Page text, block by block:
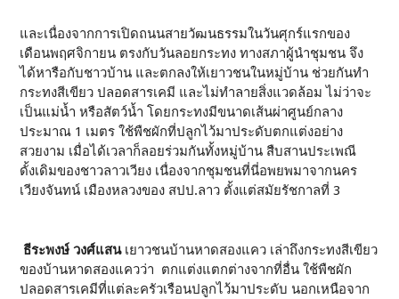
และเนื่องจากการเปิดถนนสายวัฒนธรรมในวันศุกร์แรกของ
เดือนพฤศจิกายน ตรงกับวันลอยกระทง ทางสภาผู้นำชุมชน จึง
ได้หารือกับชาวบ้าน และตกลงให้เยาวชนในหมู่บ้าน ช่วยกันทำ
กระทงสีเขียว ปลอดสารเคมี และไม่ทำลายสิ่งแวดล้อม ไม่ว่าจะ
เป็นแม่น้ำ หรือสัตว์น้ำ โดยกระทงมีขนาดเส้นผ่าศูนย์กลาง
ประมาณ 1 เมตร ใช้พืชผักที่ปลูกไว้มาประดับตกแต่งอย่าง
สวยงาม เมื่อได้เวลาก็ลอยร่วมกันทั้งหมู่บ้าน สืบสานประเพณี
ดั้งเดิมของชาวลาวเวียง เนื่องจากชุมชนที่นี่อพยพมาจากนคร
เวียงจันทน์ เมืองหลวงของ สปป.ลาว ตั้งแต่สมัยรัชกาลที่ 3
ธีระพงษ์ วงศ์แสน เยาวชนบ้านหาดสองแคว เล่าถึงกระทงสีเขียว
ของบ้านหาดสองแควว่า ตกแต่งแตกต่างจากที่อื่น ใช้พืชผัก
ปลอดสารเคมีที่แต่ละครัวเรือนปลูกไว้มาประดับ นอกเหนือจาก